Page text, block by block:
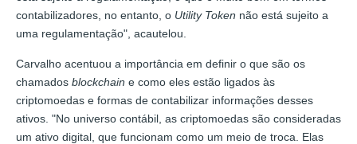
contabilizadores, no entanto, o Utility Token não está sujeito a
uma regulamentação", acautelou.
Carvalho acentuou a importância em definir o que são os
chamados blockchain e como eles estão ligados às
criptomoedas e formas de contabilizar informações desses
ativos. "No universo contábil, as criptomoedas são consideradas
um ativo digital, que funcionam como um meio de troca. Elas